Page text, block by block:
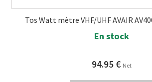
Tos Watt mètre VHF/UHF AVAIR
En stock
94.95 € Net